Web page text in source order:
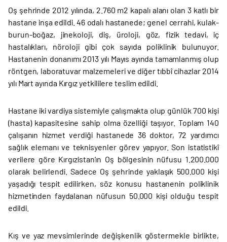
Oş şehrinde 2012 yılında, 2.760 m2 kapalı alanı olan 3 katlı bir
hastane inşa edildi. 46 odalı hastanede; genel cerrahi, kulak-
burun-boğaz, jinekoloji, diş, üroloji, göz, fizik tedavi, iç
hastalıkları, nöroloji gibi çok sayıda poliklinik bulunuyor.
Hastanenin donanımı 2013 yılı Mayıs ayında tamamlanmış olup
röntgen, laboratuvar malzemeleri ve diğer tıbbî cihazlar 2014
yılı Mart ayında Kırgız yetkililere teslim edildi.
Hastane iki vardiya sistemiyle çalışmakta olup günlük 700 kişi
(hasta) kapasitesine sahip olma özelliği taşıyor. Toplam 140
çalışanın hizmet verdiği hastanede 36 doktor, 72 yardımcı
sağlık elemanı ve teknisyenler görev yapıyor. Son istatistikî
verilere göre Kırgızistan’ın Oş bölgesinin nüfusu 1.200.000
olarak belirlendi. Sadece Oş şehrinde yaklaşık 500.000 kişi
yaşadığı tespit edilirken, söz konusu hastanenin poliklinik
hizmetinden faydalanan nüfusun 50.000 kişi olduğu tespit
edildi.
Kış ve yaz mevsimlerinde değişkenlik göstermekle birlikte,